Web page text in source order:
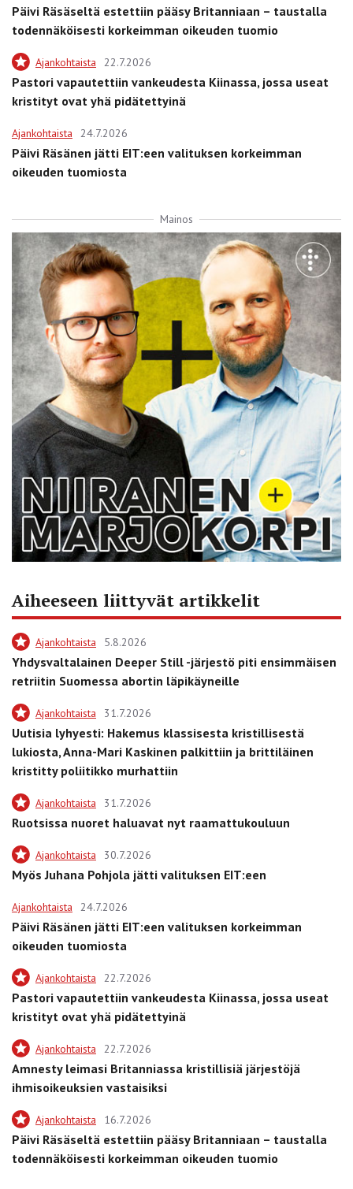
Päivi Räsäseltä estettiin pääsy Britanniaan – taustalla
todennäköisesti korkeimman oikeuden tuomio
Ajankohtaista 22.7.2026
Pastori vapautettiin vankeudesta Kiinassa, jossa useat
kristityt ovat yhä pidätettyinä
Ajankohtaista 24.7.2026
Päivi Räsänen jätti EIT:een valituksen korkeimman
oikeuden tuomiosta
Mainos
Aiheeseen liittyvät artikkelit
Ajankohtaista 5.8.2026
Yhdysvaltalainen Deeper Still -järjestö piti ensimmäisen
retriitin Suomessa abortin läpikäyneille
Ajankohtaista 31.7.2026
Uutisia lyhyesti: Hakemus klassisesta kristillisestä
lukiosta, Anna-Mari Kaskinen palkittiin ja brittiläinen
kristitty poliitikko murhattiin
Ajankohtaista 31.7.2026
Ruotsissa nuoret haluavat nyt raamattukouluun
Ajankohtaista 30.7.2026
Myös Juhana Pohjola jätti valituksen EIT:een
Ajankohtaista 24.7.2026
Päivi Räsänen jätti EIT:een valituksen korkeimman
oikeuden tuomiosta
Ajankohtaista 22.7.2026
Pastori vapautettiin vankeudesta Kiinassa, jossa useat
kristityt ovat yhä pidätettyinä
Ajankohtaista 22.7.2026
Amnesty leimasi Britanniassa kristillisiä järjestöjä
ihmisoikeuksien vastaisiksi
Ajankohtaista 16.7.2026
Päivi Räsäseltä estettiin pääsy Britanniaan – taustalla
todennäköisesti korkeimman oikeuden tuomio